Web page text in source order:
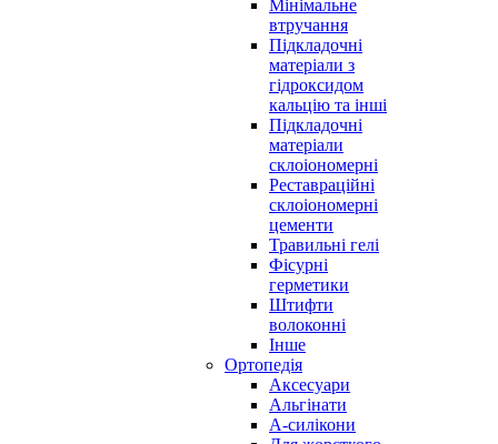
Мінімальне
втручання
Підкладочні
матеріали з
гідроксидом
кальцію та інші
Підкладочні
матеріали
склоіономерні
Реставраційні
склоіономерні
цементи
Травильні гелі
Фісурні
герметики
Штифти
волоконні
Інше
Ортопедія
Аксесуари
Альгінати
А-силікони